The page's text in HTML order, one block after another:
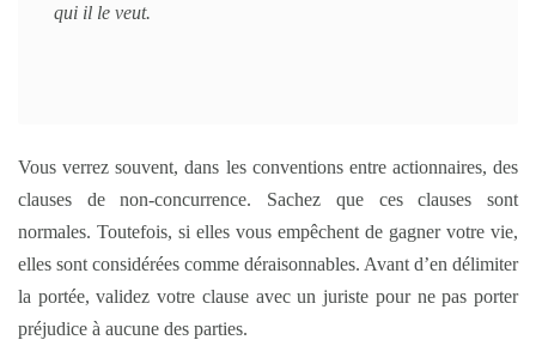
qui il le veut.
Vous verrez souvent, dans les conventions entre actionnaires, des
clauses de non-concurrence. Sachez que ces clauses sont
normales. Toutefois, si elles vous empêchent de gagner votre vie,
elles sont considérées comme déraisonnables. Avant d’en délimiter
la portée, validez votre clause avec un juriste pour ne pas porter
préjudice à aucune des parties.